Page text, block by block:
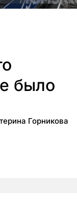
было
Горникова